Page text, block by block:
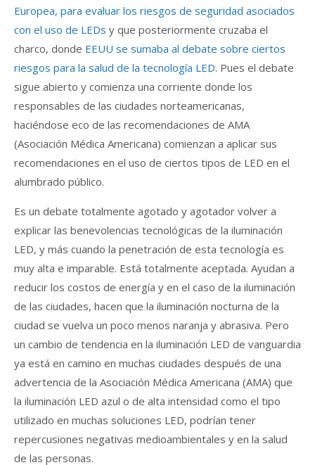
Europea, para evaluar los riesgos de seguridad asociados
con el uso de LEDs y que posteriormente cruzaba el
charco, donde EEUU se sumaba al debate sobre ciertos
riesgos para la salud de la tecnología LED. Pues el debate
sigue abierto y comienza una corriente donde los
responsables de las ciudades norteamericanas,
haciéndose eco de las recomendaciones de AMA
(Asociación Médica Americana) comienzan a aplicar sus
recomendaciones en el uso de ciertos tipos de LED en el
alumbrado público.
Es un debate totalmente agotado y agotador volver a
explicar las benevolencias tecnológicas de la iluminación
LED, y más cuando la penetración de esta tecnología es
muy alta e imparable. Está totalmente aceptada. Ayudan a
reducir los costos de energía y en el caso de la iluminación
de las ciudades, hacen que la iluminación nocturna de la
ciudad se vuelva un poco menos naranja y abrasiva. Pero
un cambio de tendencia en la iluminación LED de vanguardia
ya está en camino en muchas ciudades después de una
advertencia de la Asociación Médica Americana (AMA) que
la iluminación LED azul o de alta intensidad como el tipo
utilizado en muchas soluciones LED, podrían tener
repercusiones negativas medioambientales y en la salud
de las personas.